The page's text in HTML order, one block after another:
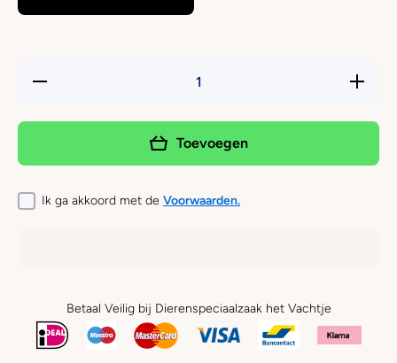
Hoeveelheid
Verhoog
Poultry
Toevoegen
Ik ga akkoord met de Voorwaarden.
Betaal Veilig bij Dierenspeciaalzaak het Vachtje